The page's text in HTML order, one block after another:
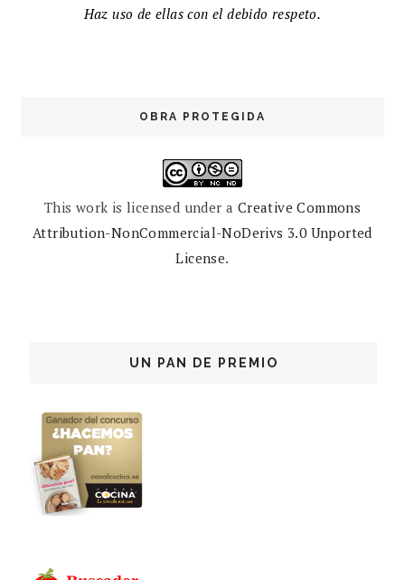
Haz uso de ellas con el debido respeto.
OBRA PROTEGIDA
This work is licensed under a Creative Commons
Attribution-NonCommercial-NoDerivs 3.0 Unported
License.
UN PAN DE PREMIO